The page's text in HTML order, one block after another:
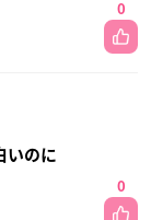
0
いのに
0